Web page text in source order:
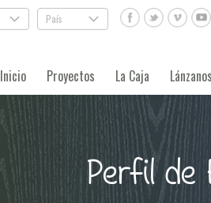
. País .
Inicio Proyectos La Caja
Perfil de